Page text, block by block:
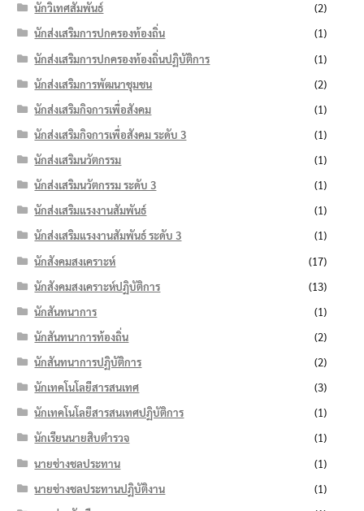
นักวิเทศสัมพันธ์
(2)
นักส่งเสริมการปกครองท้องถิ่น
(1)
นักส่งเสริมการปกครองท้องถิ่นปฏิบัติการ
(1)
นักส่งเสริมการพัฒนาชุมชน
(2)
นักส่งเสริมกิจการเพื่อสังคม
(1)
นักส่งเสริมกิจการเพื่อสังคม ระดับ 3
(1)
นักส่งเสริมนวัตกรรม
(1)
นักส่งเสริมนวัตกรรม ระดับ 3
(1)
นักส่งเสริมแรงงานสัมพันธ์
(1)
นักส่งเสริมแรงงานสัมพันธ์ ระดับ 3
(1)
นักสังคมสงเคราะห์
(17)
นักสังคมสงเคราะห์ปฏิบัติการ
(13)
นักสันทนาการ
(1)
นักสันทนาการท้องถิ่น
(2)
นักสันทนาการปฏิบัติการ
(2)
นักเทคโนโลยีสารสนเทศ
(3)
นักเทคโนโลยีสารสนเทศปฏิบัติการ
(1)
นักเรียนนายสิบตำรวจ
(1)
นายช่างชลประทาน
(1)
นายช่างชลประทานปฏิบัติงาน
(1)